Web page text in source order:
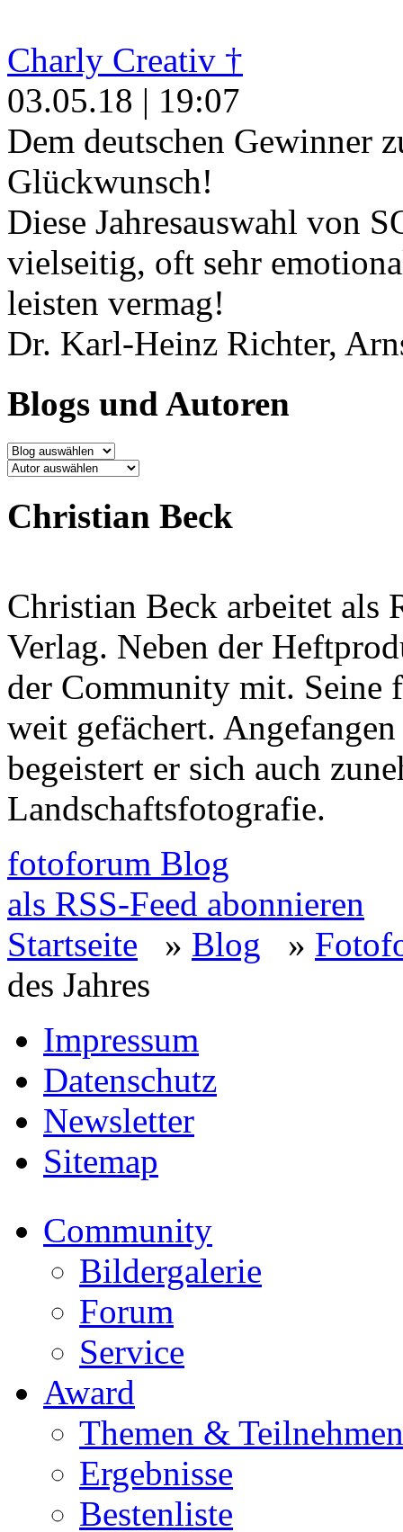
Charly Creativ †
03.05.18 | 19:07
Dem deutschen Gewinner
Glückwunsch!
Diese Jahresauswahl von
vielseitig, oft sehr
leisten vermag!
Dr. Karl-Heinz Richter,
Blogs und Autoren
Blog
Autor
Christian Beck
Christian Beck arbeitet als
Verlag. Neben der
der Community mit. Seine
weit gefächert.
begeistert er sich auch
Landschaftsfotografie.
fotoforum Blog
als RSS-Feed abonnieren
Startseite » Blog »
des Jahres
Impressum
Datenschutz
Newsletter
Sitemap
Community
Bildergalerie
Forum
Service
Award
Themen & Teilnehmen
Ergebnisse
Bestenliste